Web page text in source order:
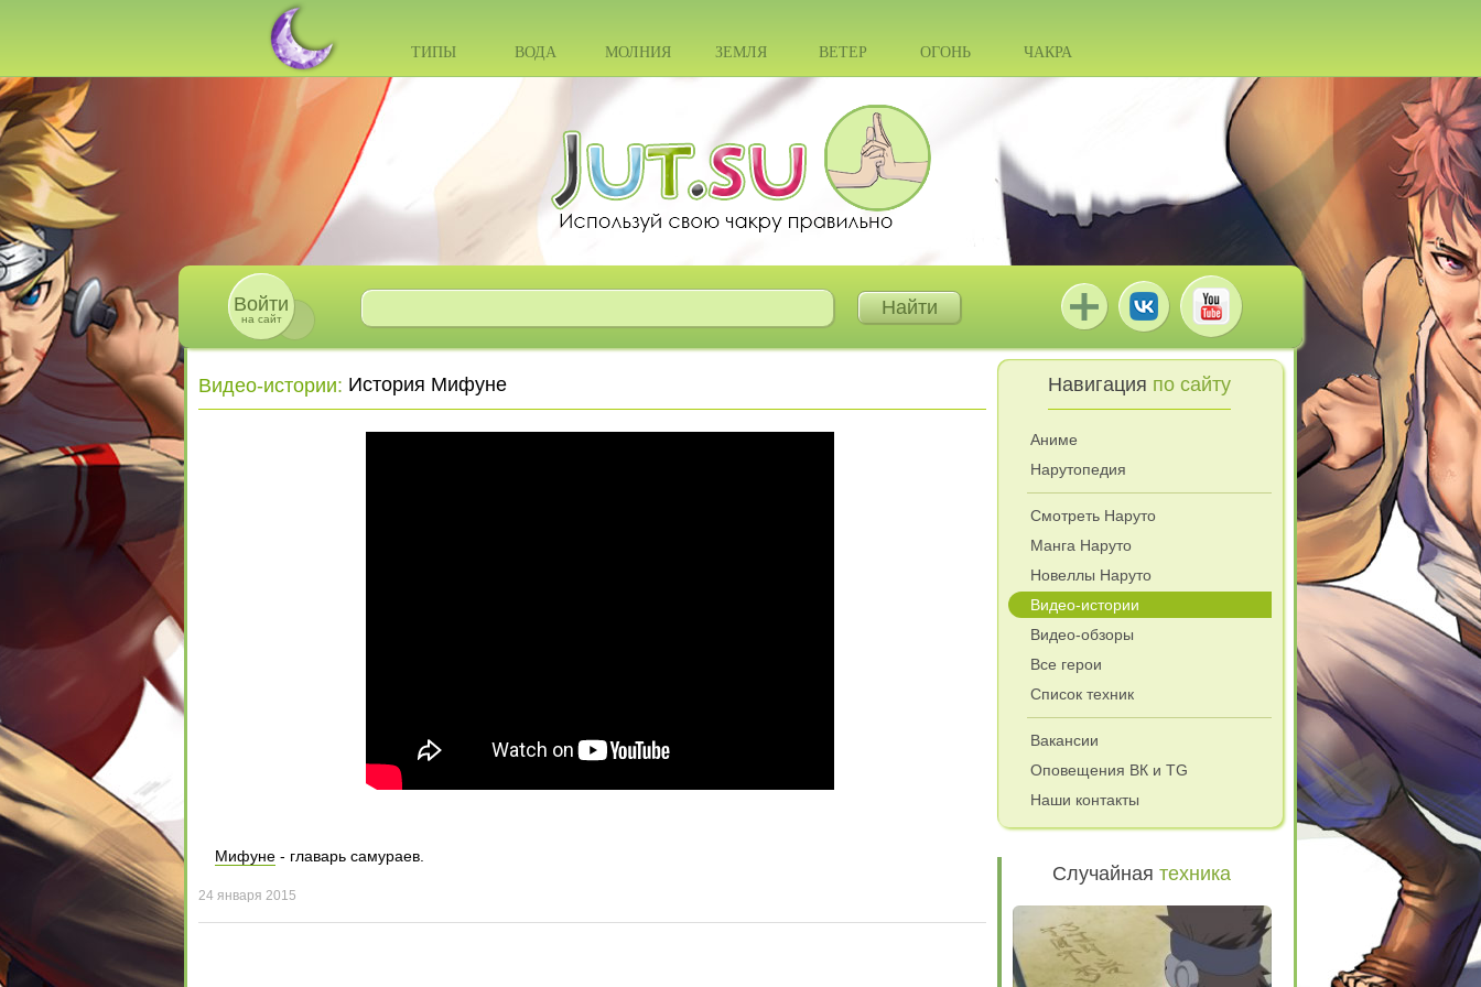
ТИПЫ ВОДА МОЛНИЯ ЗЕМЛЯ ВЕТЕР ОГОНЬ ЧАКРА
Войти
на сайт
Видео-истории: История Мифуне
Мифуне - главарь самураев.
24 января 2015
Навигация по сайту
Аниме
Нарутопедия
Смотреть Наруто
Манга Наруто
Новеллы Наруто
Видео-истории
Видео-обзоры
Все герои
Список техник
Вакансии
Оповещения ВК и TG
Наши контакты
Случайнаятехника